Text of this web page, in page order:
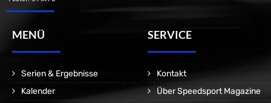
MENÜ
Serien & Ergebnisse
Kalender
SERVICE
Kontakt
Über Speedsport Magazine